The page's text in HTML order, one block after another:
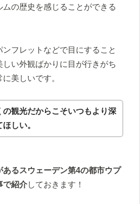
ムの歴史を感じることができる
ンフレットなどで目にすること
い外観ばかりに目が行きがち
美しいです。
の観光だからこそいつもより深
しい。
あるスウェーデン第4の都市ウプ
で紹介しておきます！